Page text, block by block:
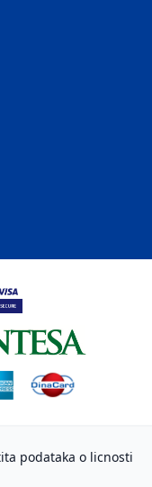
podataka o licnosti